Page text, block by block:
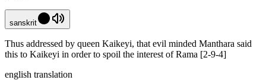
sanskrit
Thus addressed by queen Kaikeyi, that evil minded Manthara said
this to Kaikeyi in order to spoil the interest of Rama [2-9-4]
english translation